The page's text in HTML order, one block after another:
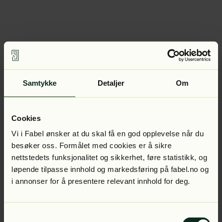
Samtykke Detaljer Om
Cookies
Vi i Fabel ønsker at du skal få en god opplevelse når du
besøker oss. Formålet med cookies er å sikre
nettstedets funksjonalitet og sikkerhet, føre statistikk, og
løpende tilpasse innhold og markedsføring på fabel.no og
i annonser for å presentere relevant innhold for deg.